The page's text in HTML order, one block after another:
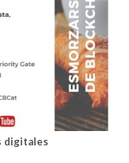
digitales